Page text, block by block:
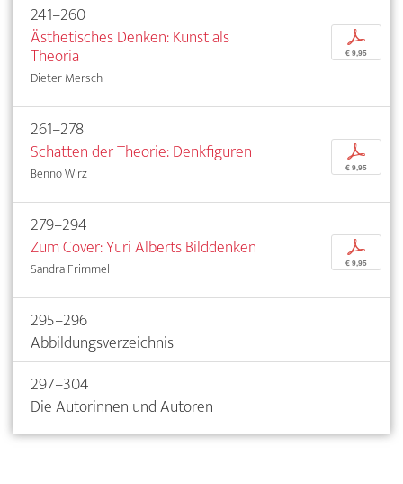
241–260
Ästhetisches Denken: Kunst als
Theoria
Dieter Mersch
p
€ 9,95
261–278
Schatten der Theorie: Denkfiguren
Benno Wirz
p
€ 9,95
279–294
Zum Cover: Yuri Alberts Bilddenken
Sandra Frimmel
p
€ 9,95
295–296
Abbildungsverzeichnis
297–304
Die Autorinnen und Autoren